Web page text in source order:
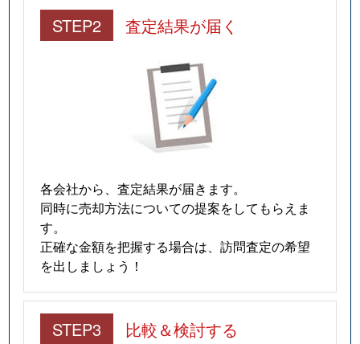
STEP2 査定結果が届く
各会社から、査定結果が届きます。
同時に売却方法についての提案をしてもらえま
す。
正確な金額を把握する場合は、訪問査定の希望
を出しましょう！
STEP3 比較＆検討する